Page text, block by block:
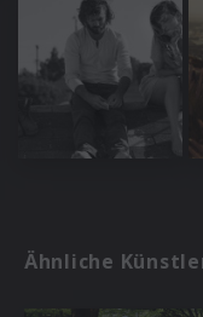
Ähnliche